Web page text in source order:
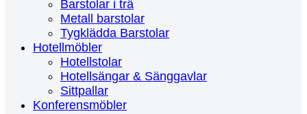
Barstolar i trä
Metall barstolar
Tygklädda Barstolar
Hotellmöbler
Hotellstolar
Hotellsängar & Sänggavlar
Sittpallar
Konferensmöbler